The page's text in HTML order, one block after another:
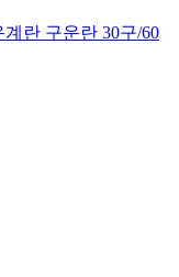
란 구운란 30구/60